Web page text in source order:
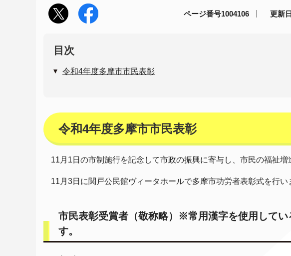
ページ番号1004106 更新日
目次
令和4年度多摩市市民表彰
令和4年度多摩市市民表彰
11月1日の市制施行を記念して市政の振興に寄与し、市民の福祉
11月3日に関戸公民館ヴィータホールで多摩市功労者表彰式を行
市民表彰受賞者（敬称略）※常用漢字を使用して
す。